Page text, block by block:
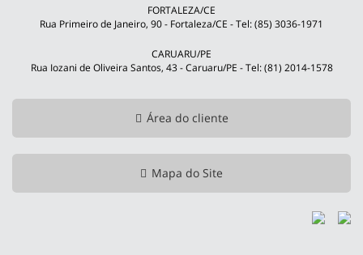
FORTALEZA/CE
Rua Primeiro de Janeiro, 90 - Fortaleza/CE - Tel: (85) 3036-1971
CARUARU/PE
Rua Iozani de Oliveira Santos, 43 - Caruaru/PE - Tel: (81) 2014-1578
Área do cliente
Mapa do Site